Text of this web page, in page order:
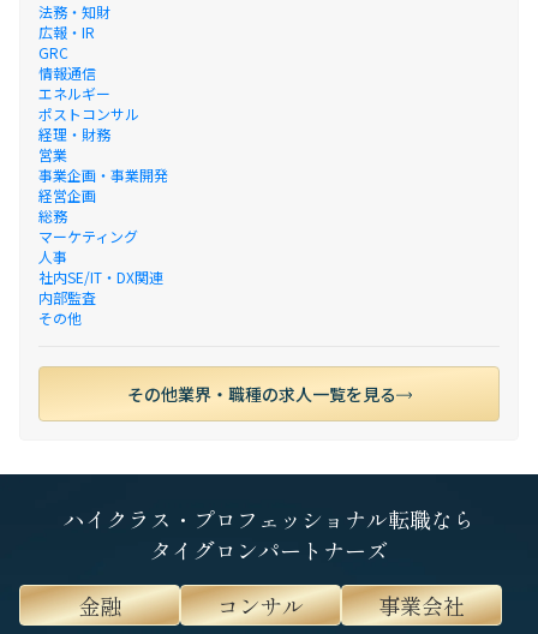
法務・知財
広報・IR
GRC
情報通信
エネルギー
ポストコンサル
経理・財務
営業
事業企画・事業開発
経営企画
総務
マーケティング
人事
社内SE/IT・DX関連
内部監査
その他
その他業界・職種の求人一覧を見る
ハイクラス・プロフェッショナル転職なら
タイグロンパートナーズ
金融
コンサル 事業会社